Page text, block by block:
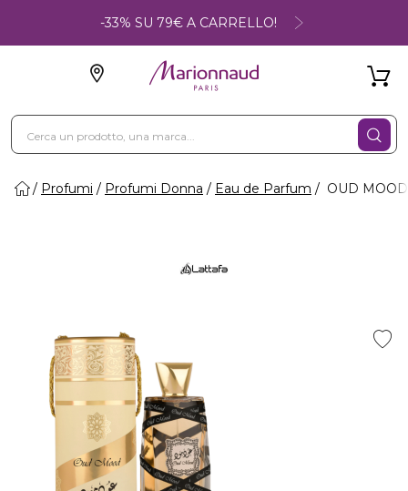
-33% SU 79€ A CARRELLO!
Profumi Profumi Donna Eau de Parfum OUD